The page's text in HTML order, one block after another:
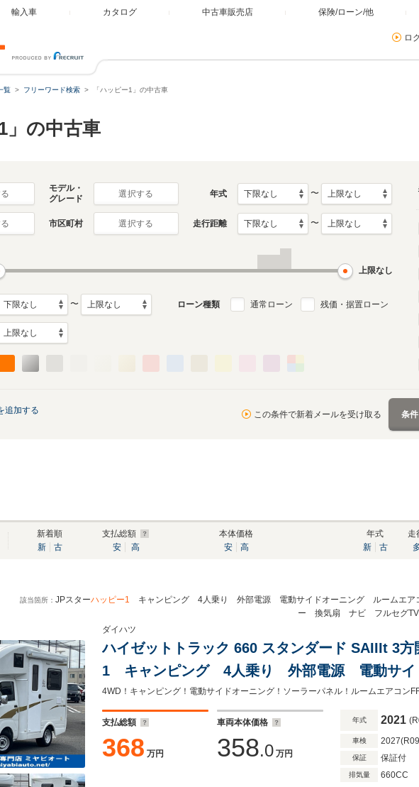
輸入車 カタログ 中古車販売店 保険/ローン/他
ロ
覧 フリーワード検索 「ハッピー1」の中古車
」の中古車
モデル・
グレード
選択する 年式 〜
市区町村 選択する 走行距離 〜
上限なし
〜 ローン種類 通常ローン 残価・据置ローン
追加する この条件で新着メールを受け取る 条
新着順
新
古
支払総額
安
高
本体価格
安
高
年式
新
古
走
該当箇所： JPスターハッピー1 キャンピング 4人乗り 外部電源 電動サイドオーニング ルームエア
ー 換気扇 ナビ フルセグ
ダイハツ
ハイゼットトラック 660 スタンダード SAIIIt 3
1 キャンピング 4人乗り 外部電源 電動サイ
コン FFヒーター リチウムイオンバッテリ
TV BLUETOOTH Bカメラ ETC ドラレコ
支払総額
368 万円
車両本体価格
358.0 万円
年式 2021
車検
保証 保証付
排気量 660CC